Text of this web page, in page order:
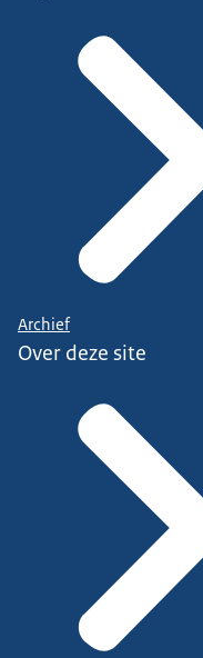
Archief
Over deze site